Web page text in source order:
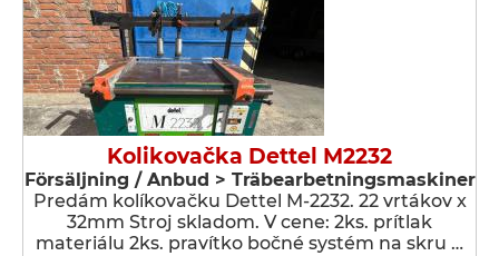
Kolikovačka Dettel M2232
Försäljning / Anbud > Träbearbetningsmaskiner
Predám kolíkovačku Dettel M-2232. 22 vrtákov x
32mm Stroj skladom. V cene: 2ks. prítlak
materiálu 2ks. pravítko bočné systém na skru …